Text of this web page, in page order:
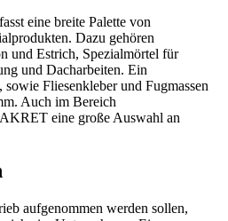
eine breite Palette von
Dazu gehören
und Estrich, Spezialmörtel für
und Dacharbeiten. Ein
Fliesenkleber und Fugmassen
Auch im Bereich
eine große Auswahl an
aufgenommen werden sollen,